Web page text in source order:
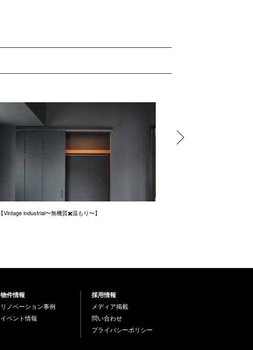
【Vintage industrial〜無機質✖️温もり〜】
物件情報
リノベーション事例
イベント情報
採用情報
メディア掲載
問い合わせ
プライバシーポリシー